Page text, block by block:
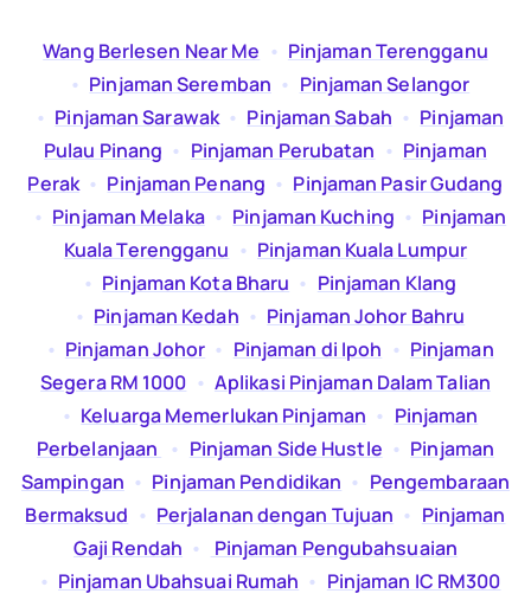
Wang Berlesen Near Me
  •
Pinjaman Terengganu
  •
Pinjaman Seremban
  •
Pinjaman Selangor
  •
Pinjaman Sarawak
  •
Pinjaman Sabah
  •
Pinjaman
Pulau Pinang
  •
Pinjaman Perubatan
  •
Pinjaman
Perak
  •
Pinjaman Penang
  •
Pinjaman Pasir Gudang
  •
Pinjaman Melaka
  •
Pinjaman Kuching
  •
Pinjaman
Kuala Terengganu
  •
Pinjaman Kuala Lumpur
  •
Pinjaman Kota Bharu
  •
Pinjaman Klang
  •
Pinjaman Kedah
  •
Pinjaman Johor Bahru
  •
Pinjaman Johor
  •
Pinjaman di Ipoh
  •
Pinjaman
Segera RM 1000
  •
Aplikasi Pinjaman Dalam Talian
  •
Keluarga Memerlukan Pinjaman
  •
Pinjaman
Perbelanjaan
  •
Pinjaman Side Hustle
  •
Pinjaman
Sampingan
  •
Pinjaman Pendidikan
  •
Pengembaraan
Bermaksud
  •
Perjalanan dengan Tujuan
  •
Pinjaman
Gaji Rendah
  •
Pinjaman Pengubahsuaian
  •
Pinjaman Ubahsuai Rumah
  •
Pinjaman IC RM300